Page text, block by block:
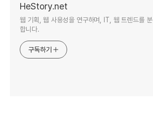
HeStory.net
웹 기획, 웹 사용성을 연구하며, IT, 웹 트렌드를
합니다.
구독하기